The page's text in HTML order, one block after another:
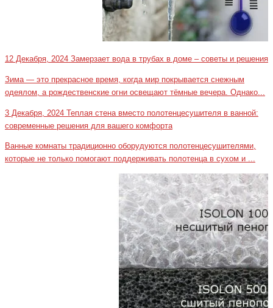
12 Декабря, 2024 Замерзает вода в трубах в доме – советы и решения
Зима — это прекрасное время, когда мир покрывается снежным
одеялом, а рождественские огни освещают тёмные вечера. Однако...
3 Декабря, 2024 Теплая стена вместо полотенцесушителя в ванной:
современные решения для вашего комфорта
Ванные комнаты традиционно оборудуются полотенцесушителями,
которые не только помогают поддерживать полотенца в сухом и ...